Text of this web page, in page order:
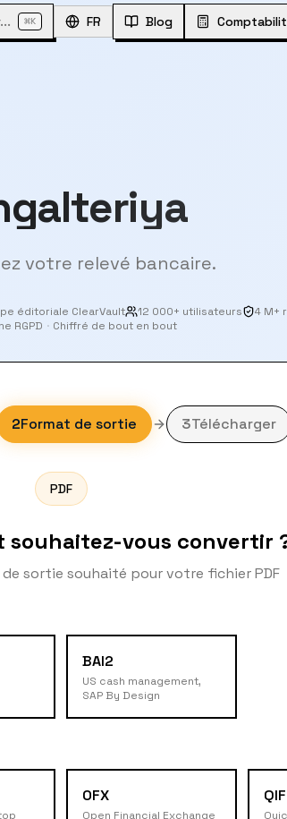
⌘K FR Blog
votre relevé bancaire.
éditoriale ClearVault 12 000+ utilisateurs
4 M+
RGPD · Chiffré de bout en bout
2Format de sortie 3Télécharger
PDF
souhaitez-vous convertir
sortie souhaité pour votre fichier PDF
BAI2
US cash management,
SAP By Design
OFX
Open Financial Exchange
QIF